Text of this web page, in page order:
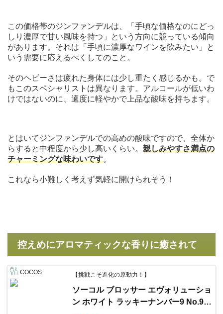
この価格帯のジンファンデルは、「手頃な価格なのにどっ
しり濃厚で甘い風味を持つ」という方向に競っている傾向
があります。それは「手頃に濃厚なワインを飲みたい」と
いう需要に応えるべくしてのこと。
そのヘビーさは疲れた身体には少し重たく感じるかも。で
もこのスペシャリストは異なります。アルコールが低いわ
けではないのに、適度に軽やかで上品な酸味を持ちます。
とはいてジンファンデルでの高めの酸味ですので、全体か
らすると中程度から少し高いくらい。 親しみやすさ満点の
チャーミングな味わいです。
これなら小難しく考えず気軽に開けられそう！
控えめにアロマティックな香りに癒されて
COCOS 【挑戦こそ進化の原動力！】
ソーコル ブロッサー エヴォリューショ
ン ホワイト ラッキーナンバー9 No.9